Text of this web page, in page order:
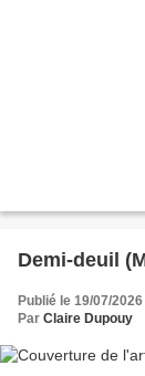
Demi-deuil
Publié le 19/07/
Par Claire Dupouy